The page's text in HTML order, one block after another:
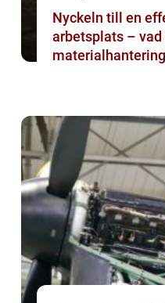
Nyckeln till en
arbetsplats – vad